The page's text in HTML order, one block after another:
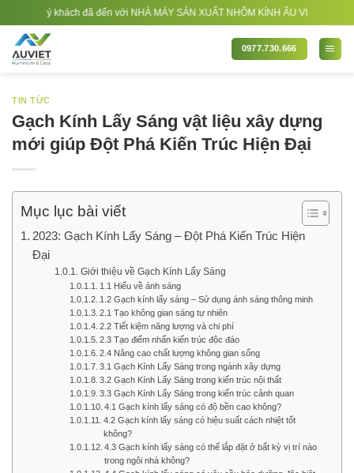
qua
nội
dung
với NHÀ MÁY SẢN XUẤT NHÔM KÍNH ÂU VIỆT. Nhà Sản xuất - Thi công
0977.730.666
TIN TỨC
Gạch Kính Lấy Sáng vật liệu xây dựng
mới giúp Đột Phá Kiến Trúc Hiện Đại
Mục lục bài viết
2023: Gạch Kính Lấy Sáng – Đột Phá Kiến Trúc Hiện
Đại
Giới thiệu về Gạch Kính Lấy Sáng
1.1 Hiểu về ánh sáng
1.2 Gạch kính lấy sáng – Sử dụng ánh sáng thông minh
2.1 Tạo không gian sáng tự nhiên
2.2 Tiết kiệm năng lượng và chi phí
2.3 Tạo điểm nhấn kiến trúc độc đáo
2.4 Nâng cao chất lượng không gian sống
3.1 Gạch Kính Lấy Sáng trong ngành xây dựng
3.2 Gạch Kính Lấy Sáng trong kiến trúc nội thất
3.3 Gạch Kính Lấy Sáng trong kiến trúc cảnh quan
4.1 Gạch kính lấy sáng có độ bền cao không?
4.2 Gạch kính lấy sáng có hiệu suất cách nhiệt tốt
không?
4.3 Gạch kính lấy sáng có thể lắp đặt ở bất kỳ vị trí nào
trong ngôi nhà không?